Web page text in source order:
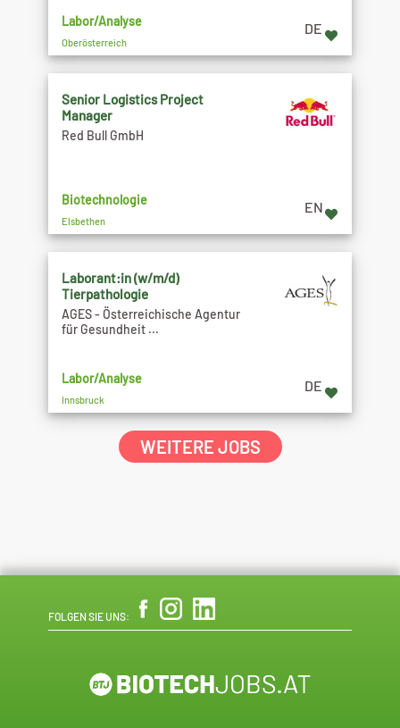
Labor/Analyse
Oberösterreich
DE
Senior Logistics Project
Manager
Red Bull GmbH
Biotechnologie
Elsbethen
EN
Laborant:in (w/m/d)
Tierpathologie
AGES - Österreichische Agentur
für Gesundheit ...
Labor/Analyse
Innsbruck
DE
WEITERE JOBS
FOLGEN SIE UNS: